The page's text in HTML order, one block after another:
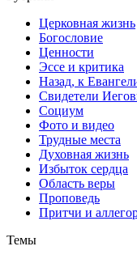
Церковная жизнь
Богословие
Ценности
Эссе и критика
Назад, к
Свидетели
Социум
Фото и видео
Трудные места
Духовная жизнь
Избыток сердца
Область веры
Проповедь
Притчи и
Темы